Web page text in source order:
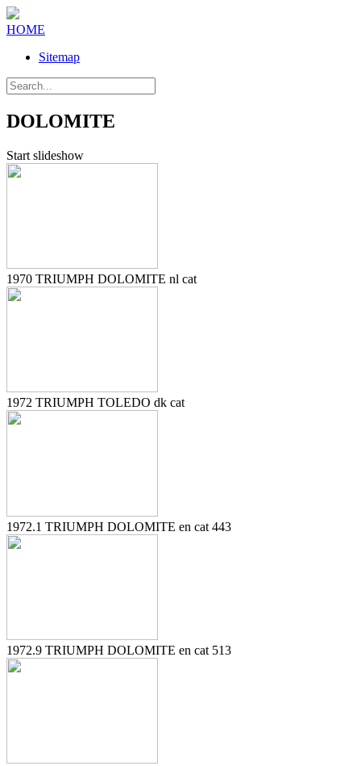
HOME
Sitemap
DOLOMITE
Start slideshow
1970 TRIUMPH DOLOMITE nl cat
1972 TRIUMPH TOLEDO dk cat
1972.1 TRIUMPH DOLOMITE en cat 443
1972.9 TRIUMPH DOLOMITE en cat 513